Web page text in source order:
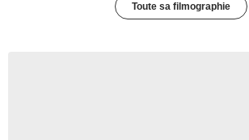
Toute sa filmographie